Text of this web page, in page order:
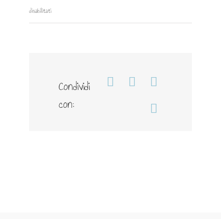
disabilitatisu
Condividi
con:
Facebook
WhatsApp
Telegram
Email